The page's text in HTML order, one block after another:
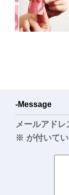
-Message
メールアドレ
※ が付いて